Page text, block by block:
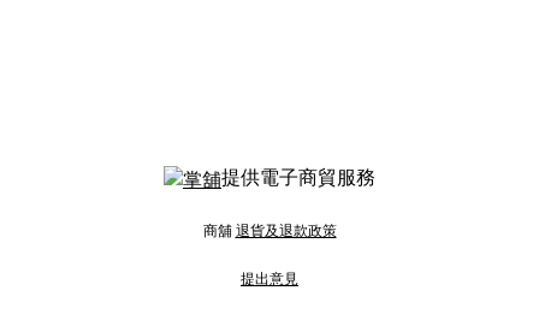
提供電子商貿服務
商舖 退貨及退款政策
提出意見